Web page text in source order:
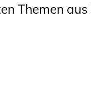
Themen aus